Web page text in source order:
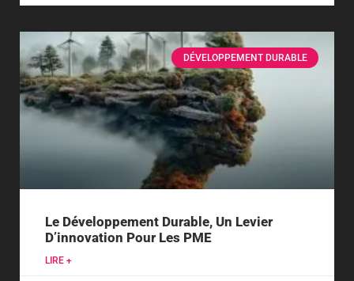
DÉVELOPPEMENT DURABLE
Le Développement Durable, Un Levier
D’innovation Pour Les PME
LIRE +